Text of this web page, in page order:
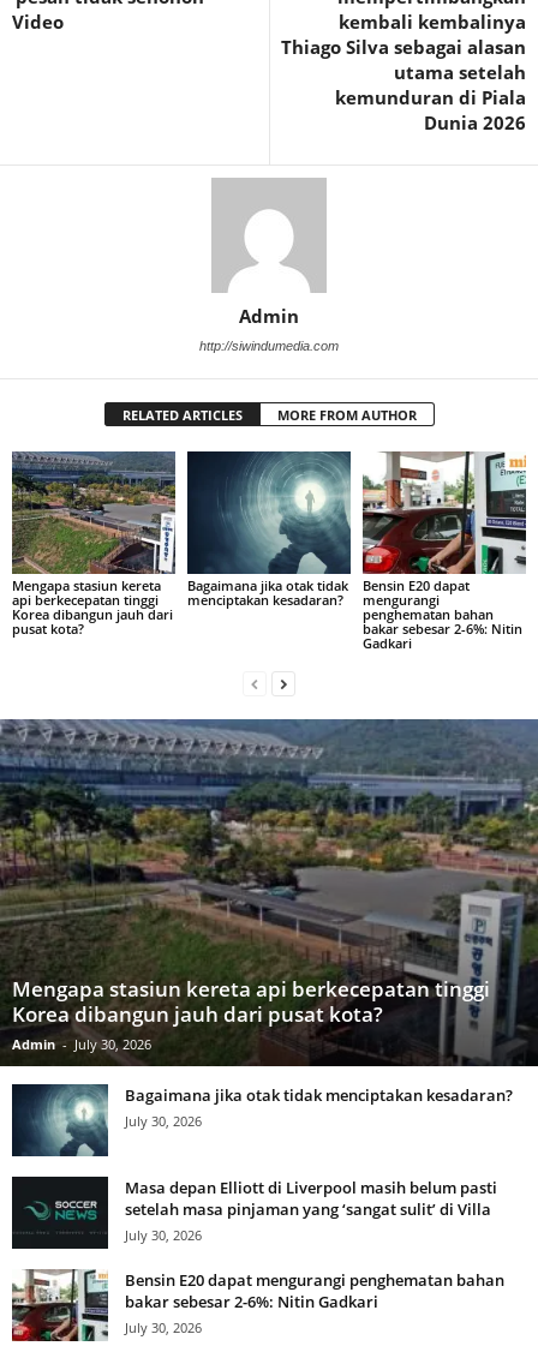
Video
kembali kembalinya
Thiago Silva sebagai alasan
utama setelah
kemunduran di Piala
Dunia 2026
Admin
http://siwindumedia.com
RELATED ARTICLES MORE FROM AUTHOR
Mengapa stasiun kereta
api berkecepatan tinggi
Korea dibangun jauh dari
pusat kota?
Bagaimana jika otak tidak
menciptakan kesadaran?
Bensin E20 dapat
mengurangi
penghematan bahan
bakar sebesar 2-6%: Nitin
Gadkari
Mengapa stasiun kereta api berkecepatan tinggi
Korea dibangun jauh dari pusat kota?
Admin - July 30, 2026
Bagaimana jika otak tidak menciptakan kesadaran?
July 30, 2026
Masa depan Elliott di Liverpool masih belum pasti
setelah masa pinjaman yang ‘sangat sulit’ di Villa
July 30, 2026
Bensin E20 dapat mengurangi penghematan bahan
bakar sebesar 2-6%: Nitin Gadkari
July 30, 2026